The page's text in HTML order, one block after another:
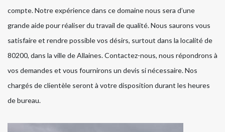
compte. Notre expérience dans ce domaine nous sera d’une
grande aide pour réaliser du travail de qualité. Nous saurons vous
satisfaire et rendre possible vos désirs, surtout dans la localité de
80200, dans la ville de Allaines. Contactez-nous, nous répondrons à
vos demandes et vous fournirons un devis si nécessaire. Nos
chargés de clientèle seront à votre disposition durant les heures
de bureau.